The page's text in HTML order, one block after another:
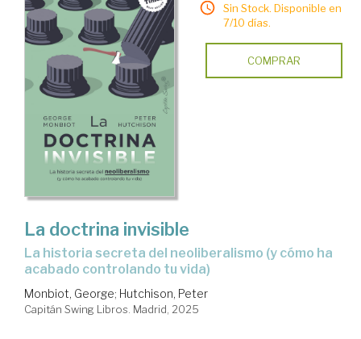
Sin Stock. Disponible en
7/10 días.
COMPRAR
La doctrina invisible
La historia secreta del neoliberalismo (y cómo ha
acabado controlando tu vida)
Monbiot, George; Hutchison, Peter
Capitán Swing Libros. Madrid, 2025